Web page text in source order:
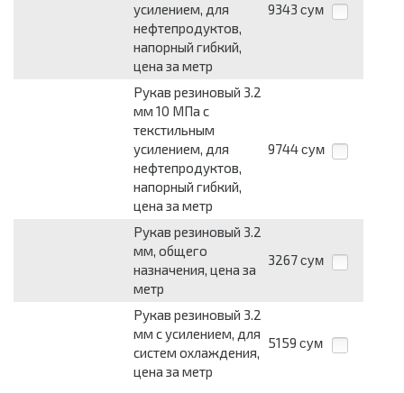
усилением, для
нефтепродуктов,
напорный гибкий,
цена за метр
9343 сум
Рукав резиновый 3.2
мм 10 МПа с
текстильным
усилением, для
нефтепродуктов,
напорный гибкий,
цена за метр
9744 сум
Рукав резиновый 3.2
мм, общего
назначения, цена за
метр
3267 сум
Рукав резиновый 3.2
мм с усилением, для
систем охлаждения,
цена за метр
5159 сум